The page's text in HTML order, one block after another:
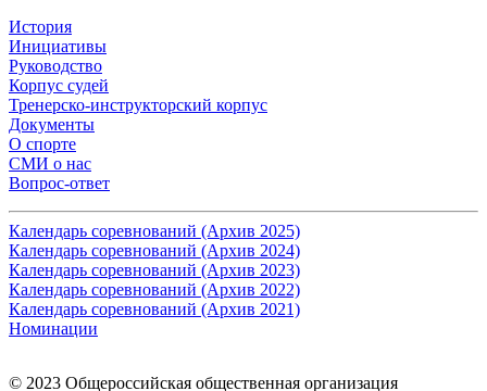
История
Инициативы
Руководство
Корпус судей
Тренерско-инструкторский корпус
Документы
О спорте
СМИ о нас
Вопрос-ответ
Календарь соревнований (Архив 2025)
Календарь соревнований (Архив 2024)
Календарь соревнований (Архив 2023)
Календарь соревнований (Архив 2022)
Календарь соревнований (Архив 2021)
Номинации
© 2023 Общероссийская общественная организация